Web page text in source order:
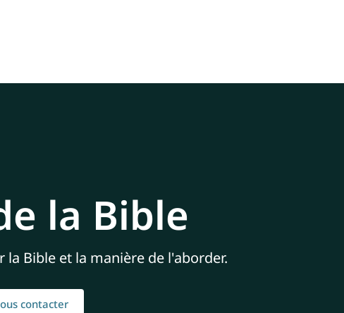
la Bible
la Bible et la manière de l'aborder.
contacter